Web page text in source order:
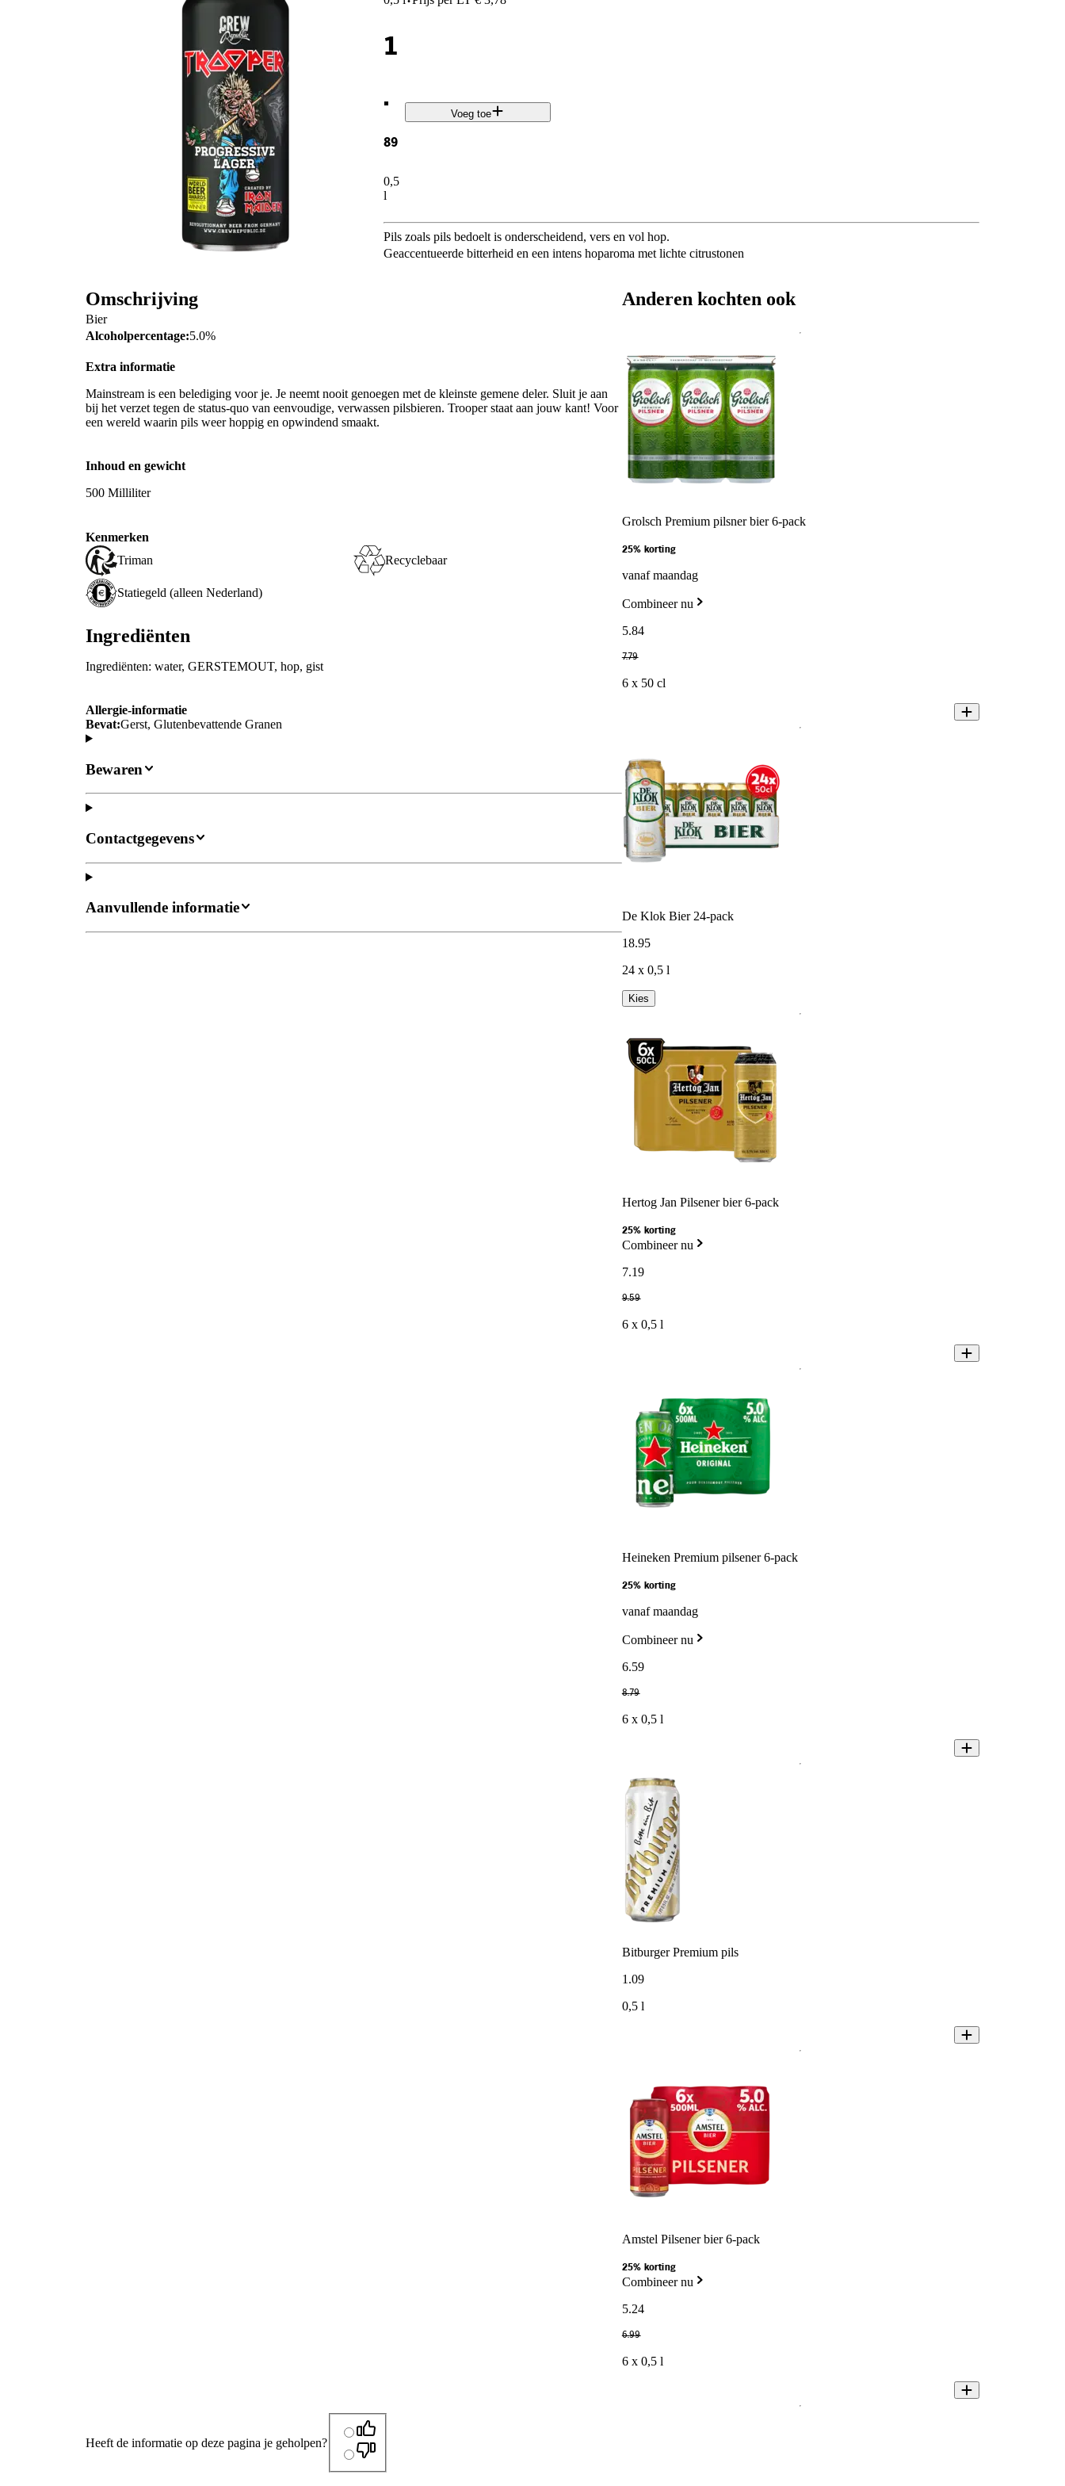
1
.
89
0,5
l
Voeg toe
Pils zoals pils bedoelt is onderscheidend, vers en vol hop.
Geaccentueerde bitterheid en een intens hoparoma met lichte citrustonen
Omschrijving
Bier
Alcoholpercentage:5.0%
Extra informatie
Mainstream is een belediging voor je. Je neemt nooit genoegen met de kleinste gemene deler. Sluit je aan
bij het verzet tegen de status-quo van eenvoudige, verwassen pilsbieren. Trooper staat aan jouw kant! Voor
een wereld waarin pils weer hoppig en opwindend smaakt.
Inhoud en gewicht
500 Milliliter
Kenmerken
Triman
Recyclebaar
Statiegeld (alleen Nederland)
Ingrediënten
Ingrediënten: water, GERSTEMOUT, hop, gist
Allergie-informatie
Bevat:Gerst, Glutenbevattende Granen
Bewaren
Contactgegevens
Aanvullende informatie
Anderen kochten ook
Grolsch Premium pilsner bier 6-pack
25% korting
vanaf maandag
Combineer nu
5.84
7.79
6 x 50 cl
De Klok Bier 24-pack
18.95
24 x 0,5 l
Kies
Hertog Jan Pilsener bier 6-pack
25% korting
Combineer nu
7.19
9.59
6 x 0,5 l
Heineken Premium pilsener 6-pack
25% korting
vanaf maandag
Combineer nu
6.59
8.79
6 x 0,5 l
Bitburger Premium pils
1 .09
0,5 l
Amstel Pilsener bier 6-pack
25% korting
Combineer nu
5.24
6.99
6 x 0,5 l
Heeft de informatie op deze pagina je geholpen?